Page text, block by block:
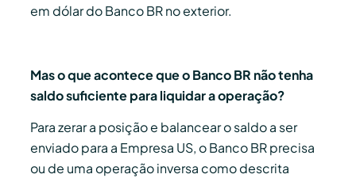
em dólar do Banco BR no exterior.
Mas o que acontece que o Banco BR não tenha
saldo suficiente para liquidar a operação?
Para zerar a posição e balancear o saldo a ser
enviado para a Empresa US, o Banco BR precisa
ou de uma operação inversa como descrita